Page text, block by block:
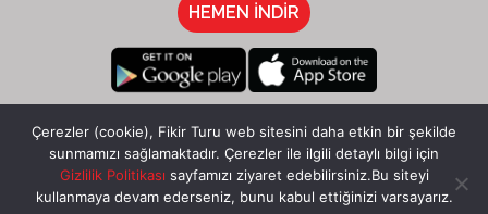
HEMEN İNDİR
Çerezler (cookie), Fikir Turu web sitesini daha etkin bir şekilde
sunmamızı sağlamaktadır. Çerezler ile ilgili detaylı bilgi için
Gizlilik Politikası sayfamızı ziyaret edebilirsiniz.Bu siteyi
kullanmaya devam ederseniz, bunu kabul ettiğinizi varsayarız.